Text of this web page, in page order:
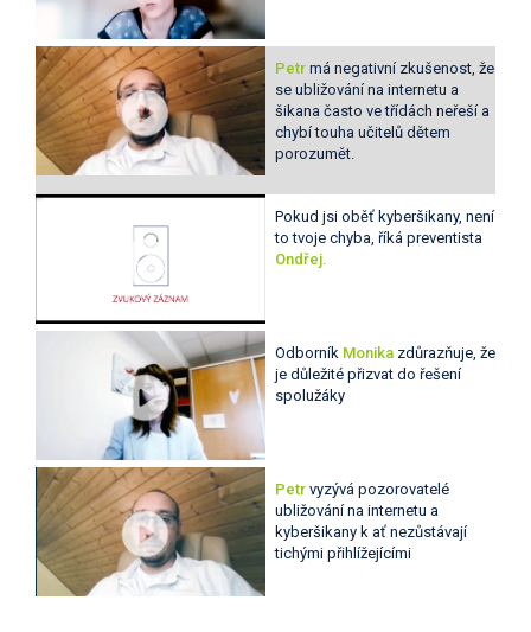
Petr má negativní zkušenost, že
se ubližování na internetu a
šikana často ve třídách neřeší a
chybí touha učitelů dětem
porozumět.
Pokud jsi oběť kyberšikany, není
to tvoje chyba, říká preventista
Ondřej.
Odborník Monika zdůrazňuje, že
je důležité přizvat do řešení
spolužáky
Petr vyzývá pozorovatelé
ubližování na internetu a
kyberšikany k ať nezůstávají
tichými přihlížejícími